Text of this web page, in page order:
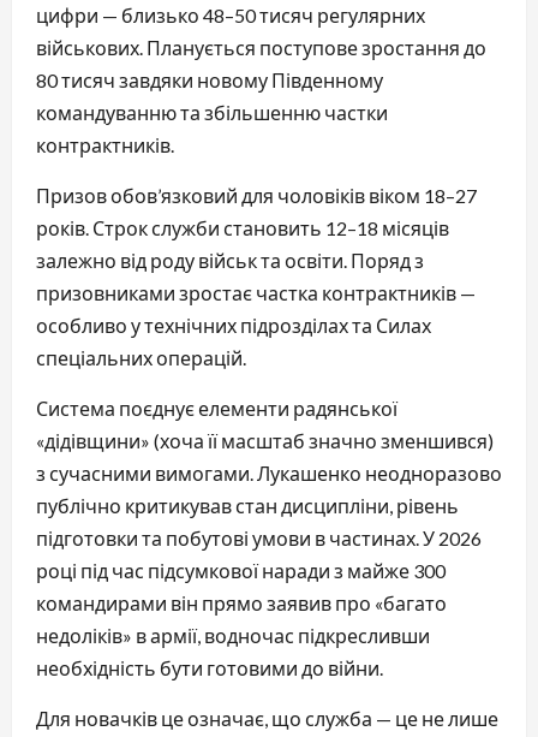
цифри — близько 48–50 тисяч регулярних
військових. Планується поступове зростання до
80 тисяч завдяки новому Південному
командуванню та збільшенню частки
контрактників.
Призов обов’язковий для чоловіків віком 18–27
років. Строк служби становить 12–18 місяців
залежно від роду військ та освіти. Поряд з
призовниками зростає частка контрактників —
особливо у технічних підрозділах та Силах
спеціальних операцій.
Система поєднує елементи радянської
«дідівщини» (хоча її масштаб значно зменшився)
з сучасними вимогами. Лукашенко неодноразово
публічно критикував стан дисципліни, рівень
підготовки та побутові умови в частинах. У 2026
році під час підсумкової наради з майже 300
командирами він прямо заявив про «багато
недоліків» в армії, водночас підкресливши
необхідність бути готовими до війни.
Для новачків це означає, що служба — це не лише